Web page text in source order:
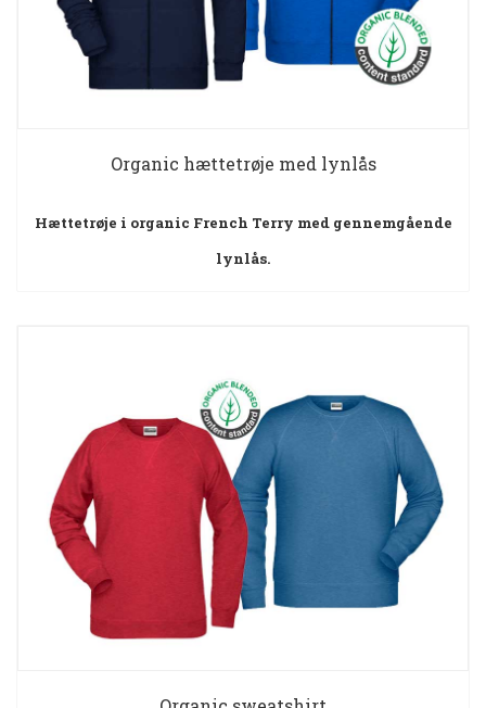
Organic hættetrøje med lynlås
Hættetrøje i organic French Terry med gennemgående
lynlås.